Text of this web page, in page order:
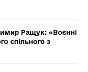
Ращук: «Воєнні
спільного з